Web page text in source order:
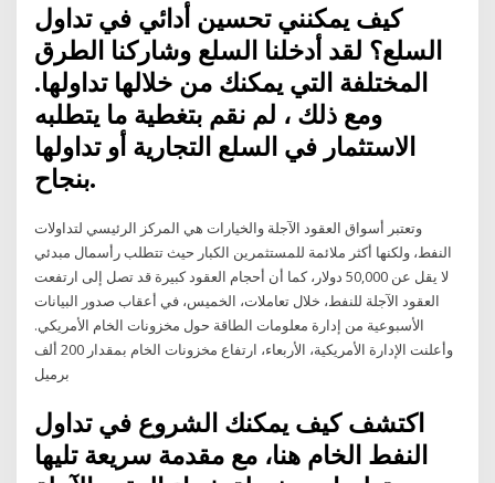
كيف يمكنني تحسين أدائي في تداول
السلع؟ لقد أدخلنا السلع وشاركنا الطرق
المختلفة التي يمكنك من خلالها تداولها.
ومع ذلك ، لم نقم بتغطية ما يتطلبه
الاستثمار في السلع التجارية أو تداولها
بنجاح.
وتعتبر أسواق العقود الآجلة والخيارات هي المركز الرئيسي لتداولات
النفط، ولكنها أكثر ملائمة للمستثمرين الكبار حيث تتطلب رأسمال مبدئي
لا يقل عن 50,000 دولار، كما أن أحجام العقود كبيرة قد تصل إلى ارتفعت
العقود الآجلة للنفط، خلال تعاملات، الخميس، في أعقاب صدور البيانات
الأسبوعية من إدارة معلومات الطاقة حول مخزونات الخام الأمريكي.
وأعلنت الإدارة الأمريكية، الأربعاء، ارتفاع مخزونات الخام بمقدار 200 ألف
برميل
اكتشف كيف يمكنك الشروع في تداول
النفط الخام هنا، مع مقدمة سريعة تليها